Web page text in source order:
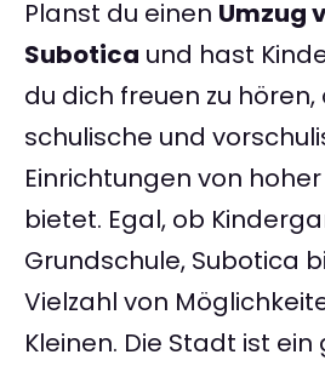
Planst du einen Umzug
Subotica und hast
du dich freuen zu
schulische und
Einrichtungen von
bietet. Egal, ob
Grundschule, Subotica
Vielzahl von
Kleinen. Die Stadt ist